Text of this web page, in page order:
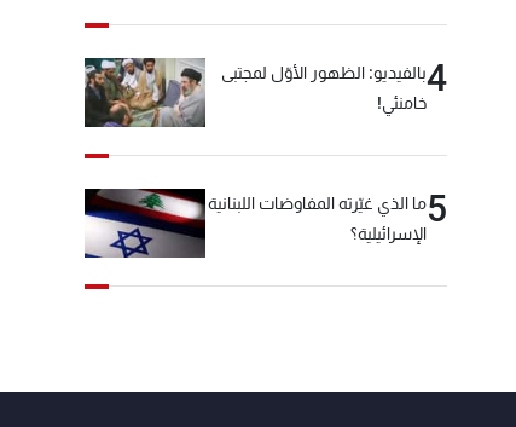
4بالفيديو: الظهور الأوّل لمجتبى
خامنئي!
5ما الذي غيّرته المفاوضات اللبنانية
الإسرائيلية؟